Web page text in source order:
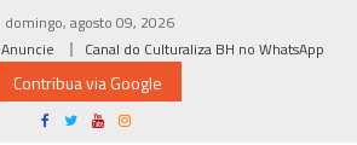
domingo, agosto 09, 2026
Anuncie Canal do Culturaliza BH no WhatsApp
Contribua via Google